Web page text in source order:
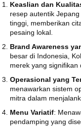
Keaslian dan
resep autentik
tinggi, memberikan
pesaing lokal.
Brand Awareness
besar di Indonesia,
merek yang signifikan
Operasional yang
menawarkan sistem
mitra dalam
Menu Variatif:
pendamping yang